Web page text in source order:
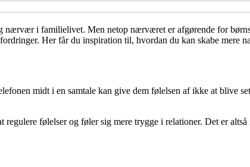
i familielivet. Men netop nærværet er afgørende for
Her får du inspiration til, hvordan du kan skabe mere
midt i en samtale kan give dem følelsen af ikke at blive
følelser og føler sig mere trygge i relationer. Det er